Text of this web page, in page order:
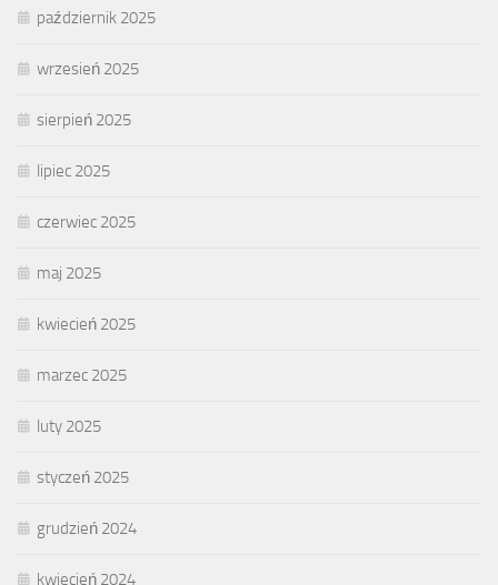
październik 2025
wrzesień 2025
sierpień 2025
lipiec 2025
czerwiec 2025
maj 2025
kwiecień 2025
marzec 2025
luty 2025
styczeń 2025
grudzień 2024
kwiecień 2024